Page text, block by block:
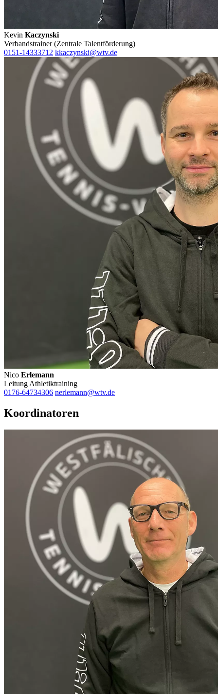
Kevin Kaczynski
Verbandstrainer (Zentrale Talentförderung)
0151-14333712 kkaczynski@wtv.de
Nico Erlemann
Leitung Athletiktraining
0176-64734306 nerlemann@wtv.de
Koordinatoren